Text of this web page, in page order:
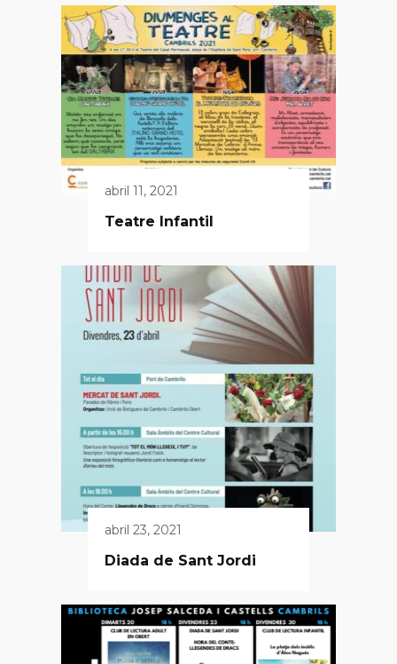
abril 11, 2021
Teatre Infantil
abril 23, 2021
Diada de Sant Jordi